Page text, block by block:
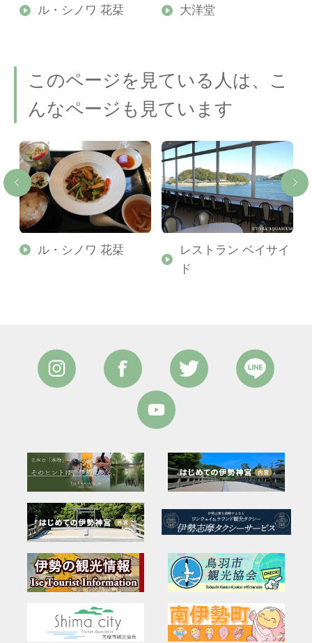
ル・シノワ 花栞 大洋堂
このページを見ている人は、こ
んなページも見ています
ル・シノワ 花栞
レストラン ベイサイ
ド